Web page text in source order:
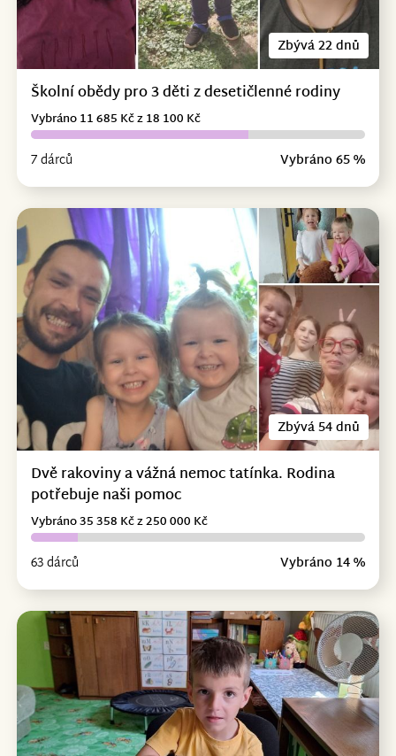
Zbývá 22 dnů
Školní obědy pro 3 děti z desetičlenné rodiny
7 dárců Vybráno 65 %
Vybráno 11 685 Kč z 18 100 Kč
Zbývá 54 dnů
Dvě rakoviny a vážná nemoc tatínka. Rodina
potřebuje naši pomoc
63 dárců Vybráno 14 %
Vybráno 35 358 Kč z 250 000 Kč